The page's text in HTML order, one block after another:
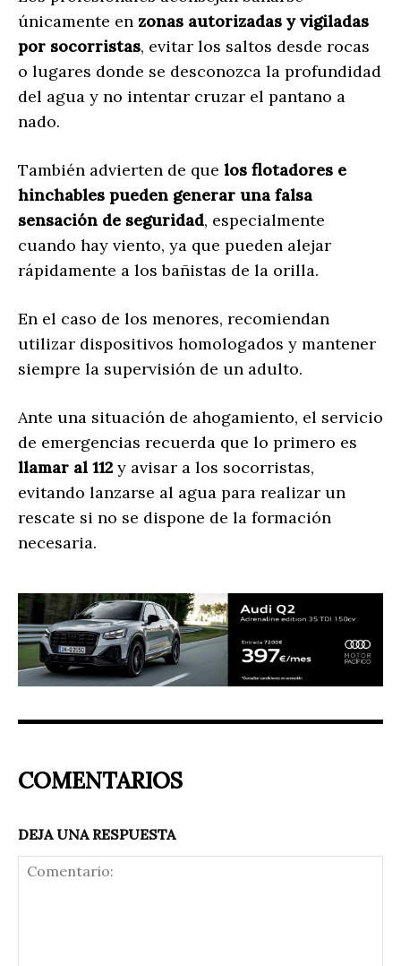
únicamente en zonas autorizadas y vigiladas
por socorristas, evitar los saltos desde rocas
o lugares donde se desconozca la profundidad
del agua y no intentar cruzar el pantano a
nado.
También advierten de que los flotadores e
hinchables pueden generar una falsa
sensación de seguridad, especialmente
cuando hay viento, ya que pueden alejar
rápidamente a los bañistas de la orilla.
En el caso de los menores, recomiendan
utilizar dispositivos homologados y mantener
siempre la supervisión de un adulto.
Ante una situación de ahogamiento, el servicio
de emergencias recuerda que lo primero es
llamar al 112 y avisar a los socorristas,
evitando lanzarse al agua para realizar un
rescate si no se dispone de la formación
necesaria.
COMENTARIOS
DEJA UNA RESPUESTA